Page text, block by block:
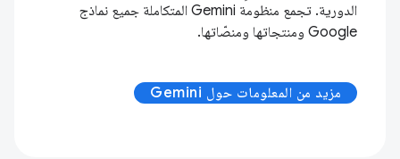
الدورية. تجمع منظومة Gemini المتكاملة جميع نماذج
Google ومنتجاتها ومنصّاتها.
مزيد من المعلومات حول Gemini